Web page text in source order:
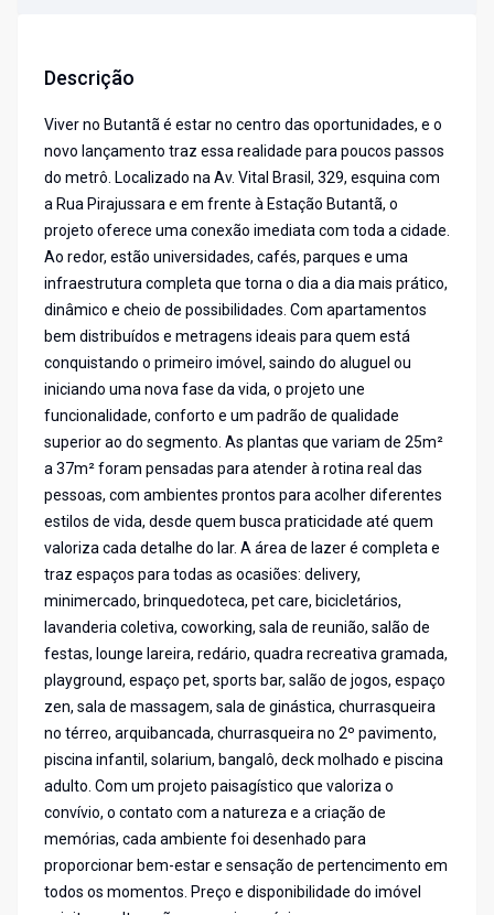
Descrição
Viver no Butantã é estar no centro das oportunidades, e o
novo lançamento traz essa realidade para poucos passos
do metrô. Localizado na Av. Vital Brasil, 329, esquina com
a Rua Pirajussara e em frente à Estação Butantã, o
projeto oferece uma conexão imediata com toda a cidade.
Ao redor, estão universidades, cafés, parques e uma
infraestrutura completa que torna o dia a dia mais prático,
dinâmico e cheio de possibilidades. Com apartamentos
bem distribuídos e metragens ideais para quem está
conquistando o primeiro imóvel, saindo do aluguel ou
iniciando uma nova fase da vida, o projeto une
funcionalidade, conforto e um padrão de qualidade
superior ao do segmento. As plantas que variam de 25m²
a 37m² foram pensadas para atender à rotina real das
pessoas, com ambientes prontos para acolher diferentes
estilos de vida, desde quem busca praticidade até quem
valoriza cada detalhe do lar. A área de lazer é completa e
traz espaços para todas as ocasiões: delivery,
minimercado, brinquedoteca, pet care, bicicletários,
lavanderia coletiva, coworking, sala de reunião, salão de
festas, lounge lareira, redário, quadra recreativa gramada,
playground, espaço pet, sports bar, salão de jogos, espaço
zen, sala de massagem, sala de ginástica, churrasqueira
no térreo, arquibancada, churrasqueira no 2º pavimento,
piscina infantil, solarium, bangalô, deck molhado e piscina
adulto. Com um projeto paisagístico que valoriza o
convívio, o contato com a natureza e a criação de
memórias, cada ambiente foi desenhado para
proporcionar bem-estar e sensação de pertencimento em
todos os momentos. Preço e disponibilidade do imóvel